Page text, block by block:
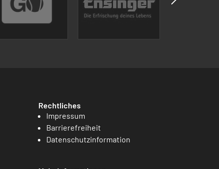
Rechtliches
Impressum
Barrierefreiheit
Datenschutzinformation